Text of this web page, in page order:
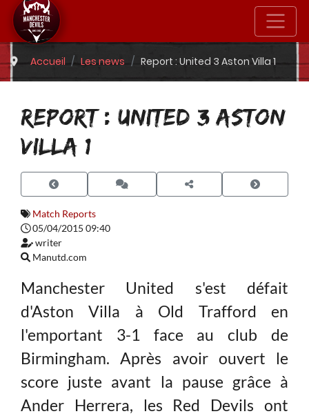
Accueil Les news Report : United 3 Aston Villa 1
REPORT : UNITED 3 ASTON
VILLA 1
Match Reports
05/04/2015 09:40
writer
Manutd.com
Manchester United s'est défait
d'Aston Villa à Old Trafford en
l'emportant 3-1 face au club de
Birmingham. Après avoir ouvert le
score juste avant la pause grâce à
Ander Herrera, les Red Devils ont